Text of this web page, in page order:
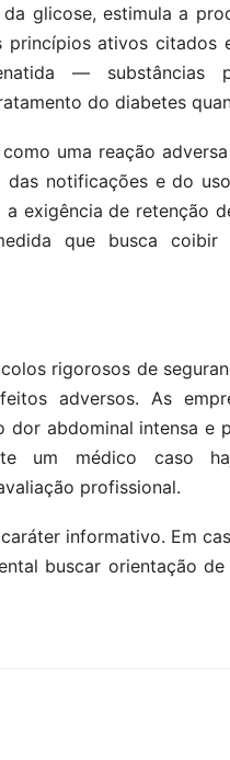
glicose, estimula a
princípios ativos citados
— substâncias
do diabetes
uma reação
das notificações e do
exigência de retenção
que busca
rigorosos de
adversos. As
abdominal intensa e
um médico caso
profissional.
informativo. Em
buscar orientação